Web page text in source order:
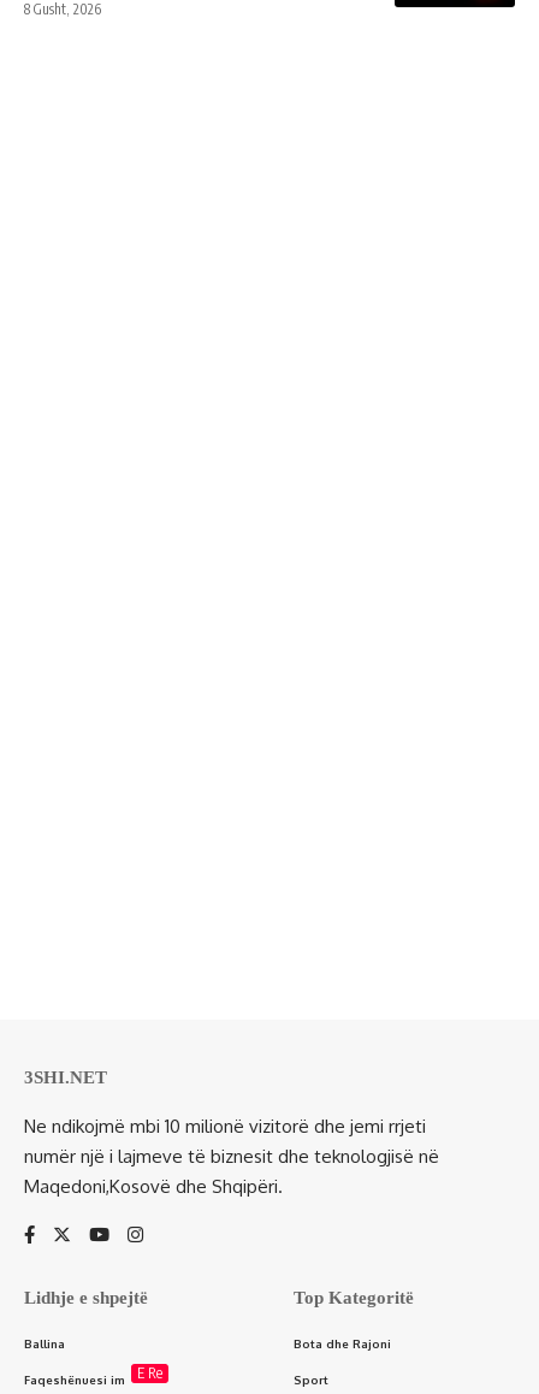
8 Gusht, 2026
3SHI.NET
Ne ndikojmë mbi 10 milionë vizitorë dhe jemi rrjeti
numër një i lajmeve të biznesit dhe teknologjisë në
Maqedoni,Kosovë dhe Shqipëri.
Lidhje e shpejtë
Ballina
Faqeshënuesi im E Re
Top Kategoritë
Bota dhe Rajoni
Sport